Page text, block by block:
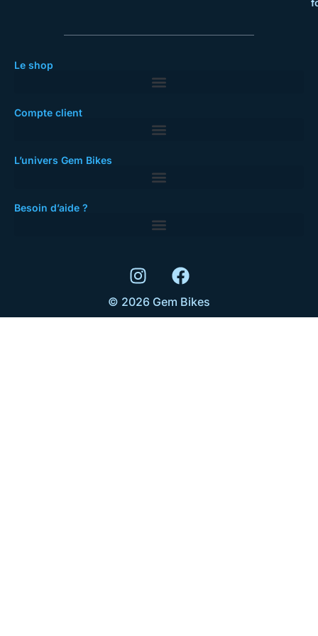
Le shop
Compte client
L’univers Gem Bikes
Besoin d’aide ?
© 2026 Gem Bikes